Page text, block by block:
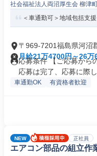
社会福祉法人両沼厚生会 柳津
＜車通勤可＞地域包括支
〒969-7201福島県河沼
月給21万4700円～26万
応募条件 【ご応募から
応募は完了、応募に際し
車通勤OK 有資格者歓迎
NEW 正社員
エアコン部品の組立作